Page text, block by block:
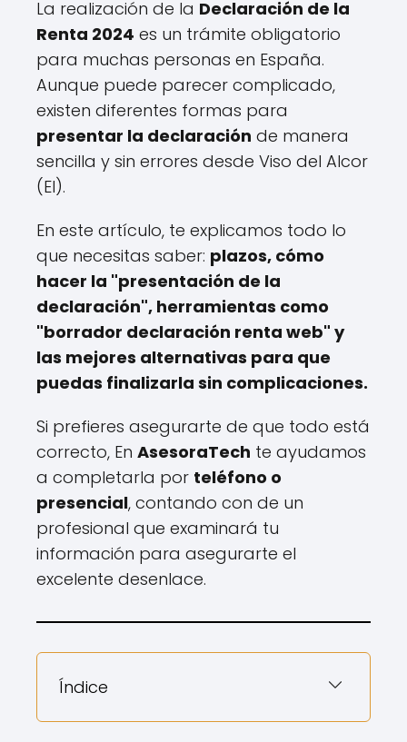
La realización de la Declaración de la
Renta 2024 es un trámite obligatorio
para muchas personas en España.
Aunque puede parecer complicado,
existen diferentes formas para
presentar la declaración de manera
sencilla y sin errores desde Viso del Alcor
(El).
En este artículo, te explicamos todo lo
que necesitas saber: plazos, cómo
hacer la "presentación de la
declaración", herramientas como
"borrador declaración renta web" y
las mejores alternativas para que
puedas finalizarla sin complicaciones.
Si prefieres asegurarte de que todo está
correcto, En AsesoraTech te ayudamos
a completarla por teléfono o
presencial, contando con de un
profesional que examinará tu
información para asegurarte el
excelente desenlace.
Índice